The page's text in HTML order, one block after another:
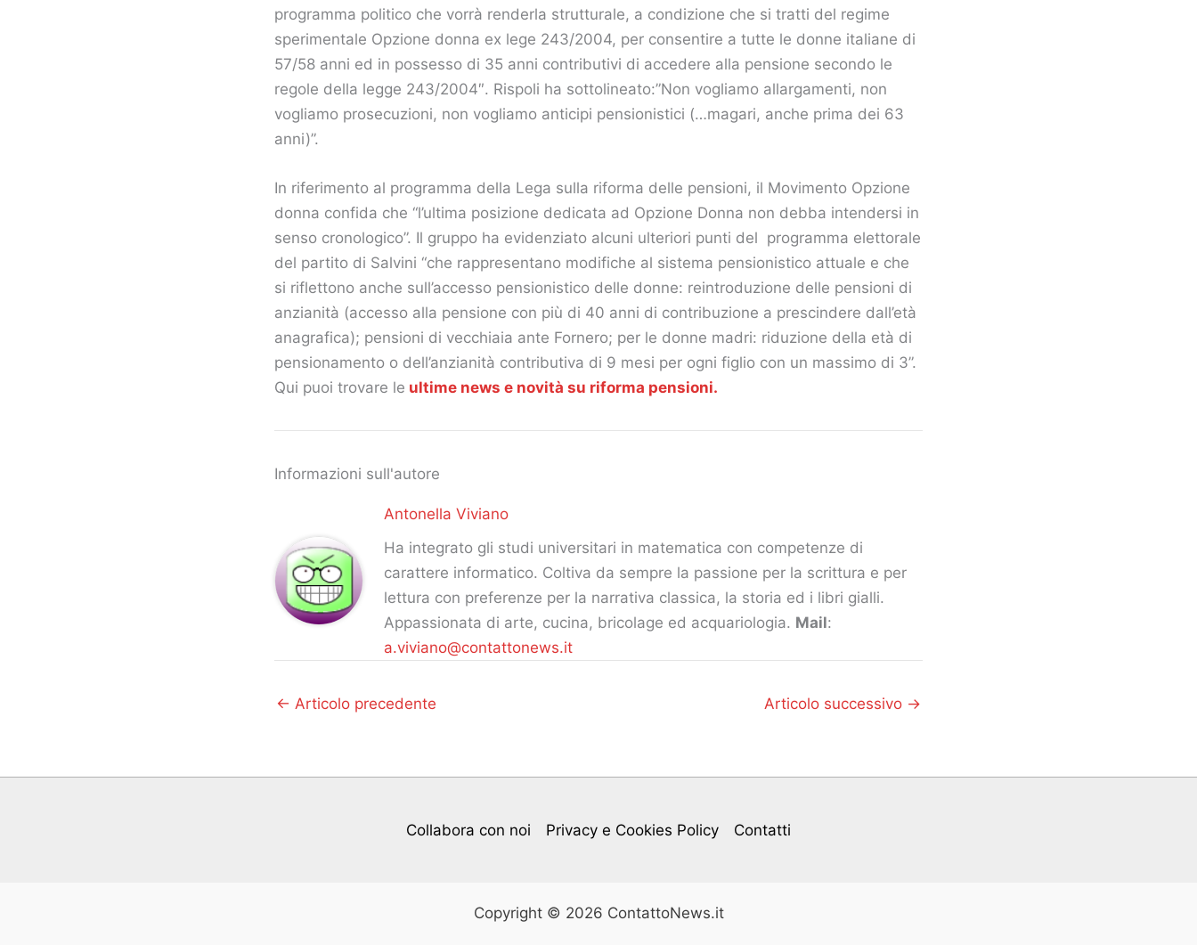
programma politico che vorrà renderla strutturale, a condizione che si tratti del regime
sperimentale Opzione donna ex lege 243/2004, per consentire a tutte le donne italiane di
57/58 anni ed in possesso di 35 anni contributivi di accedere alla pensione secondo le
regole della legge 243/2004″. Rispoli ha sottolineato:”Non vogliamo allargamenti, non
vogliamo prosecuzioni, non vogliamo anticipi pensionistici (…magari, anche prima dei 63
anni)”.
In riferimento al programma della Lega sulla riforma delle pensioni, il Movimento Opzione
donna confida che “l’ultima posizione dedicata ad Opzione Donna non debba intendersi in
senso cronologico”. Il gruppo ha evidenziato alcuni ulteriori punti del programma elettorale
del partito di Salvini “che rappresentano modifiche al sistema pensionistico attuale e che
si riflettono anche sull’accesso pensionistico delle donne: reintroduzione delle pensioni di
anzianità (accesso alla pensione con più di 40 anni di contribuzione a prescindere dall’età
anagrafica); pensioni di vecchiaia ante Fornero; per le donne madri: riduzione della età di
pensionamento o dell’anzianità contributiva di 9 mesi per ogni figlio con un massimo di 3”.
Qui puoi trovare le ultime news e novità su riforma pensioni.
Informazioni sull'autore
Antonella Viviano
Ha integrato gli studi universitari in matematica con competenze di
carattere informatico. Coltiva da sempre la passione per la scrittura e per
lettura con preferenze per la narrativa classica, la storia ed i libri gialli.
Appassionata di arte, cucina, bricolage ed acquariologia. Mail:
a.viviano@contattonews.it
← Articolo precedente Articolo successivo →
Collabora con noi Privacy e Cookies Policy Contatti
Copyright © 2026 ContattoNews.it